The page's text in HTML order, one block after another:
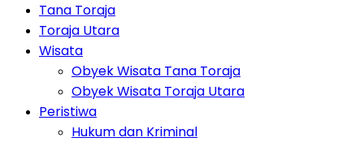
Tana Toraja
Toraja Utara
Wisata
Obyek Wisata Tana Toraja
Obyek Wisata Toraja Utara
Peristiwa
Hukum dan Kriminal